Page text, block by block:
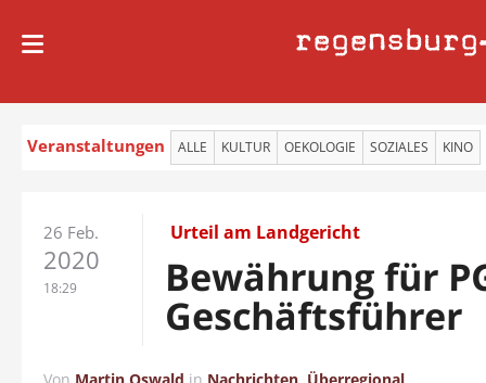
regensburg
Veranstaltungen ALLE KULTUR OEKOLOGIE SOZIALES KINO
26 Feb.
2020
18:29
Urteil am Landgericht
Bewährung für
Geschäftsführer